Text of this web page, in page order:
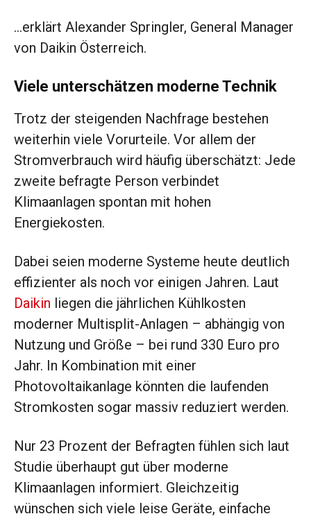
…erklärt Alexander Springler, General Manager
von Daikin Österreich.
Viele unterschätzen moderne Technik
Trotz der steigenden Nachfrage bestehen
weiterhin viele Vorurteile. Vor allem der
Stromverbrauch wird häufig überschätzt: Jede
zweite befragte Person verbindet
Klimaanlagen spontan mit hohen
Energiekosten.
Dabei seien moderne Systeme heute deutlich
effizienter als noch vor einigen Jahren. Laut
Daikin liegen die jährlichen Kühlkosten
moderner Multisplit-Anlagen – abhängig von
Nutzung und Größe – bei rund 330 Euro pro
Jahr. In Kombination mit einer
Photovoltaikanlage könnten die laufenden
Stromkosten sogar massiv reduziert werden.
Nur 23 Prozent der Befragten fühlen sich laut
Studie überhaupt gut über moderne
Klimaanlagen informiert. Gleichzeitig
wünschen sich viele leise Geräte, einfache